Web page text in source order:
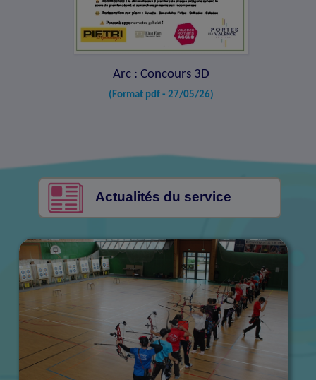
Arc : Concours 3D
(Format pdf - 27/05/26)
Actualités du service